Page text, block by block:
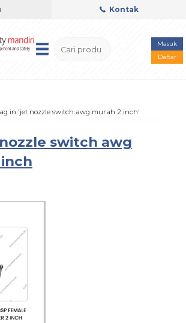
Kontak
Masuk
Daftar
in 'jet nozzle switch awg murah 2 inch'
switch awg